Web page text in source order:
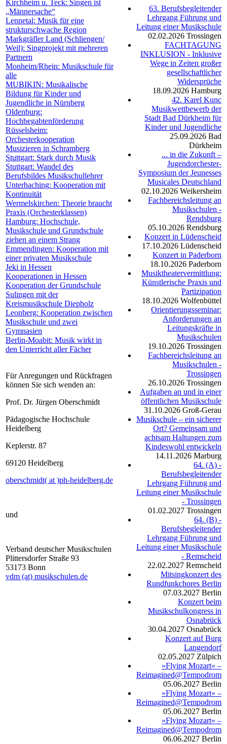
Kirchheim u. Teck: Singen ist
„Männersache“
Lennetal: Musik für eine
strukturschwache Region
Markgräfler Land (Schliengen/
Weil): Singprojekt mit mehreren
Partnern
Monheim/Rhein: Musikschule für
alle
MUBIKIN: Musikalische
Bildung für Kinder und
Jugendliche in Nürnberg
Oldenburg:
Hochbegabtenförderung
Rüsselsheim:
Orchesterkooperation
Musizieren in Schramberg
Stuttgart: Stark durch Musik
Stuttgart: Wandel des
Berufsbildes Musikschullehrer
Unterhaching: Kooperation mit
Kontinuität
Wermelskirchen: Theorie braucht
Praxis (Orchesterklassen)
Hamburg: Hochschule,
Musikschule und Grundschule
ziehen an einem Strang
Emmendingen: Kooperation mit
einer privaten Musikschule
Jeki in Hessen
Kooperationen in Hessen
Kooperation der Grundschule
Sulingen mit der
Kreismusikschule Diepholz
Leonberg: Kooperation zwischen
Musikschule und zwei
Gymnasien
Berlin-Moabit: Musik wirkt in
den Unterricht aller Fächer
Für Anregungen und Rückfragen
können Sie sich wenden an:
Prof. Dr. Jürgen Oberschmidt
Pädagogische Hochschule
Heidelberg
Keplerstr. 87
69120 Heidelberg
oberschmidt( at )ph-heidelberg.de
und
Verband deutscher Musikschulen
Plittersdorfer Straße 93
53173 Bonn
vdm (at) musikschulen.de
63. Berufsbegleitender
Lehrgang Führung und
Leitung einer Musikschule
02.02.2026 Trossingen
FACHTAGUNG
INKLUSION - Inklusive
Wege in Zeiten großer
gesellschaftlicher
Widersprüche
18.09.2026 Hamburg
42. Karel Kunc
Musikwettbewerb der
Stadt Bad Dürkheim für
Kinder und Jugendliche
25.09.2026 Bad
Dürkheim
... in die Zukunft –
Jugendorchester-
Symposium der Jeunesses
Musicales Deutschland
02.10.2026 Weikersheim
Fachbereichsleitung an
Musikschulen -
Rendsburg
05.10.2026 Rendsburg
Konzert in Lüdenscheid
17.10.2026 Lüdenscheid
Konzert in Paderborn
18.10.2026 Paderborn
Musiktheatervermittlung:
Künstlerische Praxis und
Partizipation
18.10.2026 Wolfenbüttel
Orientierungsseminar:
Anforderungen an
Leitungskräfte in
Musikschulen
19.10.2026 Trossingen
Fachbereichsleitung an
Musikschulen -
Trossingen
26.10.2026 Trossingen
Aufgaben an und in einer
öffentlichen Musikschule
31.10.2026 Groß-Gerau
Musikschule – ein sicherer
Ort? Gemeinsam und
achtsam Haltungen zum
Kindeswohl entwickeln
14.11.2026 Marburg
64. (A) -
Berufsbegleitender
Lehrgang Führung und
Leitung einer Musikschule
- Trossingen
01.02.2027 Trossingen
64. (B) -
Berufsbegleitender
Lehrgang Führung und
Leitung einer Musikschule
- Remscheid
22.02.2027 Remscheid
Mitsingkonzert des
Rundfunkchores Berlin
07.03.2027 Berlin
Konzert beim
Musikschulkongress in
Osnabrück
30.04.2027 Osnabrück
Konzert auf Burg
Langendorf
02.05.2027 Zülpich
»Flying Mozart« –
Reimagined@Tempodrom
05.06.2027 Berlin
»Flying Mozart« –
Reimagined@Tempodrom
05.06.2027 Berlin
»Flying Mozart« –
Reimagined@Tempodrom
06.06.2027 Berlin